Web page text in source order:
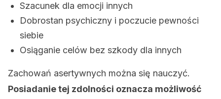
Szacunek dla emocji innych
Dobrostan psychiczny i poczucie pewności
siebie
Osiąganie celów bez szkody dla innych
Zachowań asertywnych można się nauczyć.
Posiadanie tej zdolności oznacza możliwość